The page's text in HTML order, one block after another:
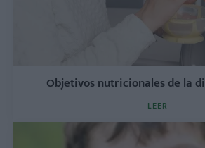
Objetivos nutricionales de la
LEER